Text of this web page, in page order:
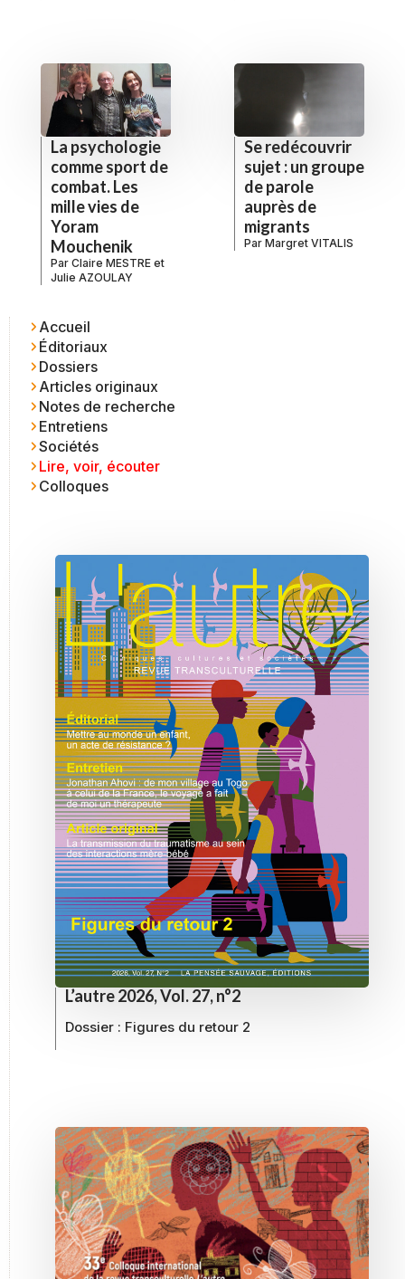
La psychologie
comme sport de
combat. Les
mille vies de
Yoram
Mouchenik
Par Claire MESTRE et
Julie AZOULAY
Se redécouvrir
sujet : un groupe
de parole
auprès de
migrants
Par Margret VITALIS
Accueil
Éditoriaux
Dossiers
Articles originaux
Notes de recherche
Entretiens
Sociétés
Lire, voir, écouter
Colloques
L’autre 2026, Vol. 27, n°2
Dossier : Figures du retour 2